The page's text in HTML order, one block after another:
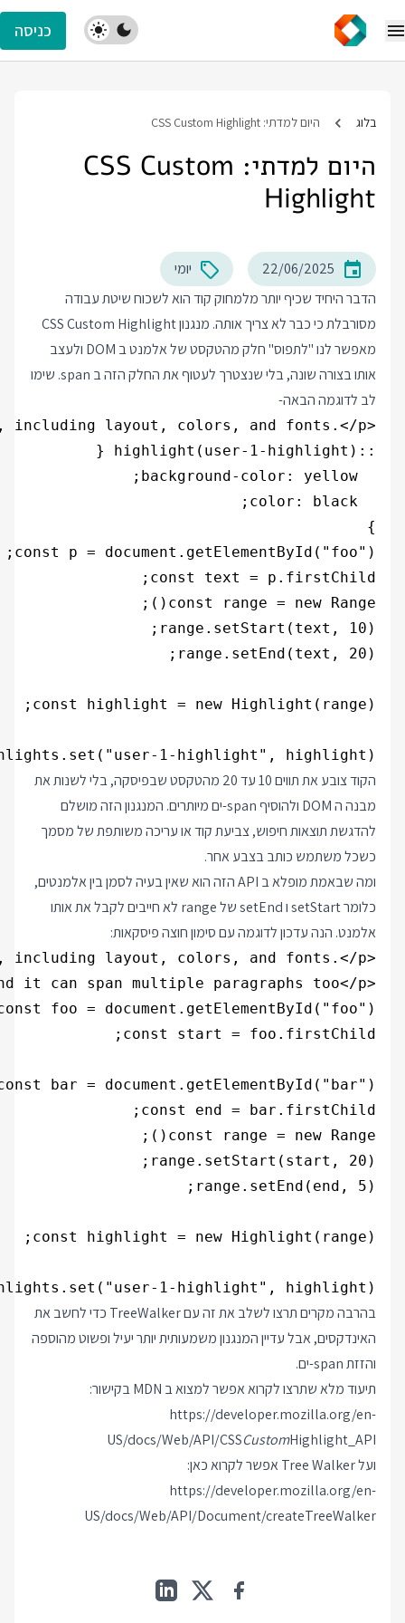
כניסה
בלוג היום למדתי: CSS Custom Highlight
היום למדתי: CSS Custom
Highlight
22/06/2025
יומי
הדבר היחיד שכיף יותר מלמחוק קוד הוא לשכוח שיטת עבודה
מסורבלת כי כבר לא צריך אותה. מנגנון CSS Custom Highlight
מאפשר לנו "לתפוס" חלק מהטקסט של אלמנט ב DOM ולעצב
אותו בצורה שונה, בלי שנצטרך לעטוף את החלק הזה ב span. שימו
לב לדוגמה הבאה-
<p id="foo">CSS is designed to enable the separation of content and presentation, including layout, colors, and fonts.</p>
}
1-highlight", highlight);
הקוד צובע את תווים 10 עד 20 מהטקסט שבפיסקה, בלי לשנות את
מבנה ה DOM ולהוסיף span-ים מיותרים. המנגנון הזה מושלם
להדגשת תוצאות חיפוש, צביעת קוד או עריכה משותפת של מסמך
כשכל משתמש כותב בצבע אחר.
ומה שבאמת מופלא ב API הזה הוא שאין בעיה לסמן בין אלמנטים,
כלומר setStart ו setEnd של range לא חייבים לקבל את אותו
אלמנט. הנה עדכון לדוגמה עם סימון חוצה פיסקאות:
<p id="bar">and it can span multiple paragraphs too</p>
1-highlight", highlight);
בהרבה מקרים תרצו לשלב את זה עם TreeWalker כדי לחשב את
האינדקסים, אבל עדיין המנגנון משמעותית יותר יעיל ופשוט מהוספה
והזזת span-ים.
תיעוד מלא שתרצו לקרוא אפשר למצוא ב MDN בקישור:
https://developer.mozilla.org/en-
US/docs/Web/API/CSSCustomHighlight_API
ועל Tree Walker אפשר לקרוא כאן:
https://developer.mozilla.org/en-
US/docs/Web/API/Document/createTreeWalker